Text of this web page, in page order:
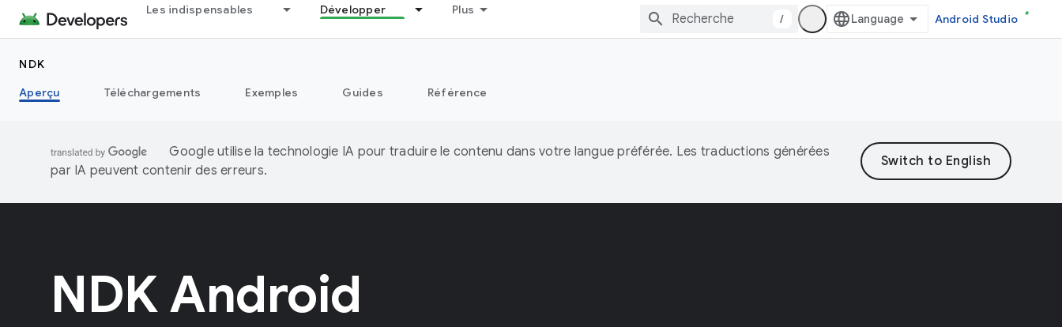
Les indispensables Développer Plus
/ Android Studio
NDK
Aperçu
Téléchargements Exemples Guides Référence
Google utilise la technologie IA pour traduire le contenu dans votre langue préférée. Les traductions générées
par IA peuvent contenir des erreurs.
NDK Android